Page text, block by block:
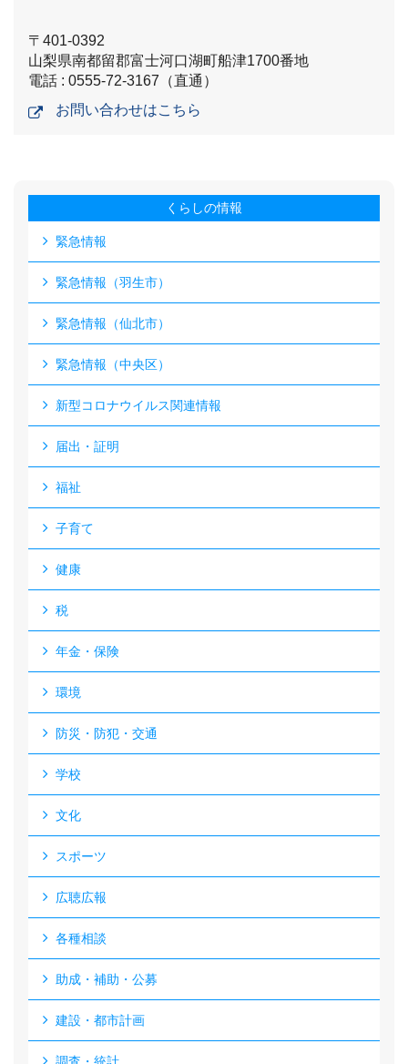
〒401-0392
山梨県南都留郡富士河口湖町船津1700番地
電話 : 0555-72-3167（直通）
お問い合わせはこちら
くらしの情報
緊急情報
緊急情報（羽生市）
緊急情報（仙北市）
緊急情報（中央区）
新型コロナウイルス関連情報
届出・証明
福祉
子育て
健康
税
年金・保険
環境
防災・防犯・交通
学校
文化
スポーツ
広聴広報
各種相談
助成・補助・公募
建設・都市計画